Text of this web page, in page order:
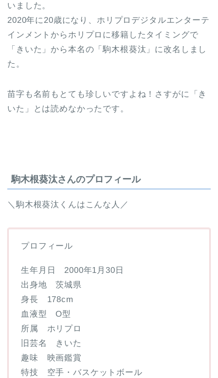
いました。
2020年に20歳になり、ホリプロデジタルエンターテ
インメントからホリプロに移籍したタイミングで
「きいた」から本名の「駒木根葵汰」に改名しまし
た。
苗字も名前もとても珍しいですよね！さすがに「き
いた」とは読めなかったです。
駒木根葵汰さんのプロフィール
＼駒木根葵汰くんはこんな人／
プロフィール
生年月日 2000年1月30日
出身地 茨城県
身長 178cm
血液型 O型
所属 ホリプロ
旧芸名 きいた
趣味 映画鑑賞
特技 空手・バスケットボール